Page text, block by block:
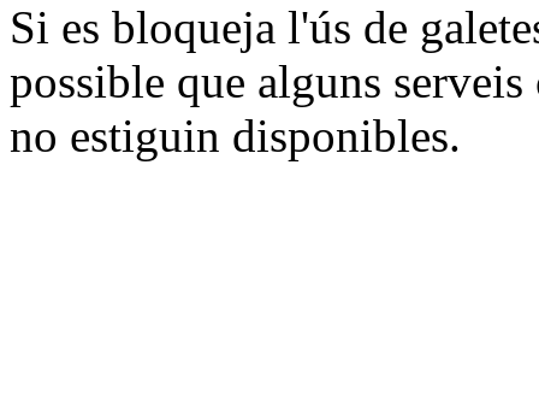
Si es bloqueja l'ús de
possible que alguns
no estiguin disponibles.